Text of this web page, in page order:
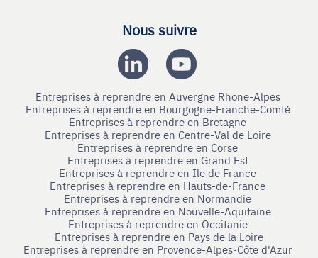
Nous suivre
Entreprises à reprendre en Auvergne Rhone-Alpes
Entreprises à reprendre en Bourgogne-Franche-Comté
Entreprises à reprendre en Bretagne
Entreprises à reprendre en Centre-Val de Loire
Entreprises à reprendre en Corse
Entreprises à reprendre en Grand Est
Entreprises à reprendre en Ile de France
Entreprises à reprendre en Hauts-de-France
Entreprises à reprendre en Normandie
Entreprises à reprendre en Nouvelle-Aquitaine
Entreprises à reprendre en Occitanie
Entreprises à reprendre en Pays de la Loire
Entreprises à reprendre en Provence-Alpes-Côte d'Azur